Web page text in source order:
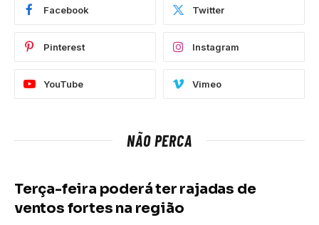
Facebook Twitter
Pinterest Instagram
YouTube Vimeo
NÃO PERCA
Terça-feira poderá ter rajadas de
ventos fortes na região